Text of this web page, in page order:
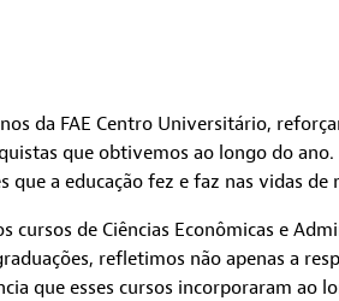
da FAE Centro Universitário,
que obtivemos ao longo do
a educação fez e faz nas vidas de
cursos de Ciências Econômicas e
refletimos não apenas a
que esses cursos incorporaram ao